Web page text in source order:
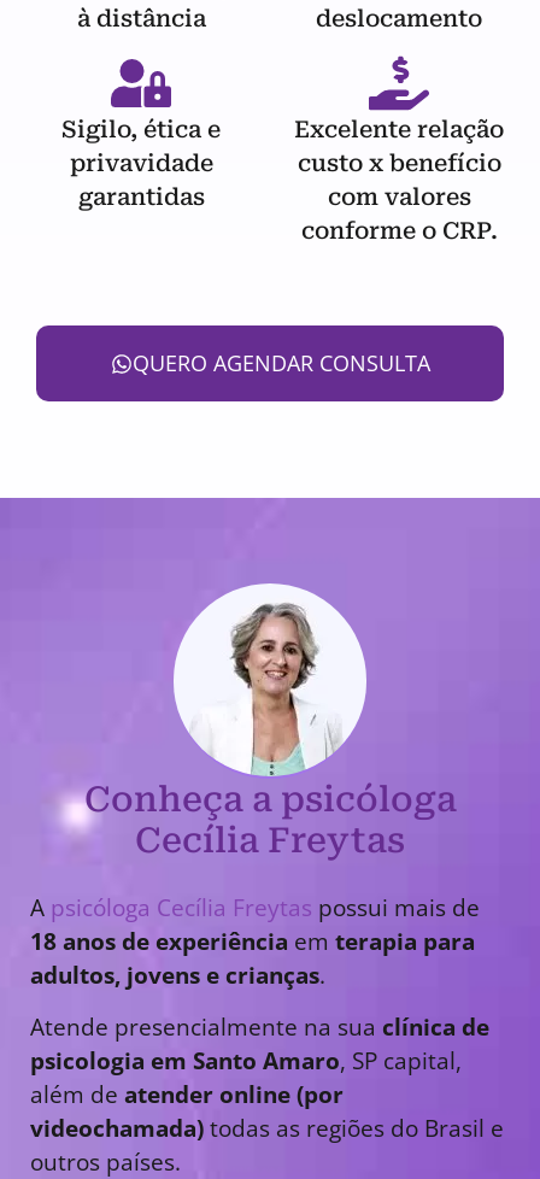
à distância
Sigilo, ética e
privavidade
garantidas
deslocamento
Excelente relação
custo x benefício
com valores
conforme o CRP.
QUERO AGENDAR CONSULTA
Conheça a psicóloga
Cecília Freytas
A psicóloga Cecília Freytas possui mais de
18 anos de experiência em terapia para
adultos, jovens e crianças.
Atende presencialmente na sua clínica de
psicologia em Santo Amaro, SP capital,
além de atender online (por
videochamada)todas as regiões do Brasil e
outros países.